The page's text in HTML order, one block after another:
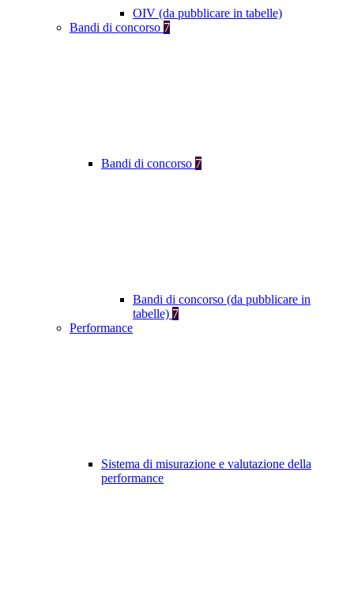
OIV (da pubblicare in tabelle)
Bandi di concorso 7
Bandi di concorso 7
Bandi di concorso (da pubblicare in
tabelle) 7
Performance
Sistema di misurazione e valutazione della
performance